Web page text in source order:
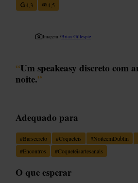
4,3
4,5
Imagem /Brian Gillespie
“Um speakeasy discreto com
noite.”
Adequado para
#Barsecreto #Coqueteis #NoiteemDublin
#Encontros #Coquetéisartesanais
O que esperar